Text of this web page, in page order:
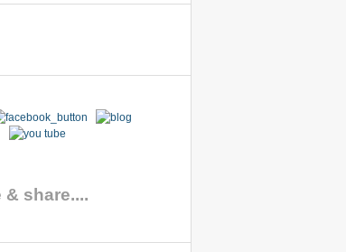
& share....